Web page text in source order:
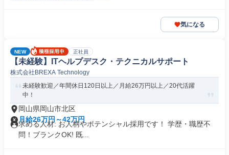
気になる
NEW 正社員
【未経験】ITヘルプデスク・テクニカルサポート
株式会社BREXA Technology
未経験歓迎／年間休日120日以上／月給26万円以上／20代活躍
中！
岡山県岡山市北区
月給26万円～42万円
求める人材: お人柄やポテンシャル採用です！ 学歴・職歴不
問！ブランクOK! 既...